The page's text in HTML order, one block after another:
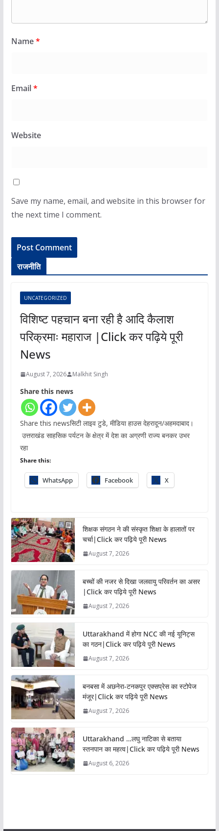
Name*
Email*
Website
Save my name, email, and website in this browser for
the next time I comment.
राजनीति
UNCATEGORIZED
विशिष्ट पहचान बना रही है आदि कैलाश
परिक्रमाः महाराज |Click कर पढ़िये पूरी
News
August 7, 2026 Malkhit Singh
Share this news
Share this newsसिटी लाइव टुडे, मीडिया हाउस देहरादून/अहमदाबाद।
उत्तराखंड साहसिक पर्यटन के क्षेत्र में देश का अग्रणी राज्य बनकर उभर
रहा
Share this:
WhatsApp Facebook X
शिक्षक संगठन ने की संस्कृत शिक्षा के हालातों पर
चर्चा|Click कर पढ़िये पूरी News
August 7, 2026
बच्चों की नजर से दिखा जलवायु परिवर्तन का असर
|Click कर पढ़िये पूरी News
August 7, 2026
Uttarakhand में होगा NCC की नई यूनिट्स
का गठन|Click कर पढ़िये पूरी News
August 7, 2026
बनबसा में अछनेरा-टनकपुर एक्सप्रेस का स्टोपेज
मंजूर|Click कर पढ़िये पूरी News
August 7, 2026
Uttarakhand …लघु नाटिका से बताया
स्तनपान का महत्व|Click कर पढ़िये पूरी News
August 6, 2026